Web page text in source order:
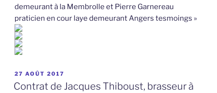
demeurant à la Membrolle et Pierre Garnereau
praticien en cour laye demeurant Angers tesmoings »
PUBLIÉ
LE
27 AOÛT 2017
Contrat de Jacques Thiboust, brasseur à